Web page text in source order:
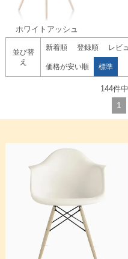
ホワイトアッシュ
並び替
え
新着順 登録順 レビ
価格が安い順 標準
144件中
1